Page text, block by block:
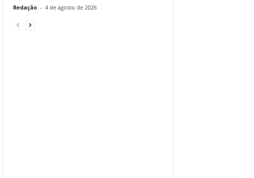
Redação - 4 de agosto de 2026